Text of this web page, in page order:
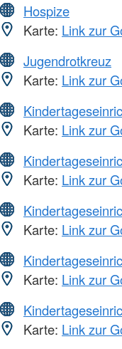
Hospize
Karte: Link zur
Jugendrotkreuz
Karte: Link zur
Karte: Link zur
Karte: Link zur
Karte: Link zur
Karte: Link zur
Karte: Link zur